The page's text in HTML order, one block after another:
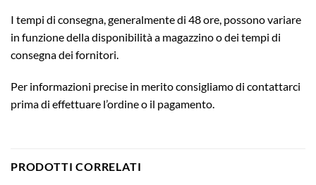
I tempi di consegna, generalmente di 48 ore, possono variare
in funzione della disponibilità a magazzino o dei tempi di
consegna dei fornitori.
Per informazioni precise in merito consigliamo di contattarci
prima di effettuare l’ordine o il pagamento.
PRODOTTI CORRELATI